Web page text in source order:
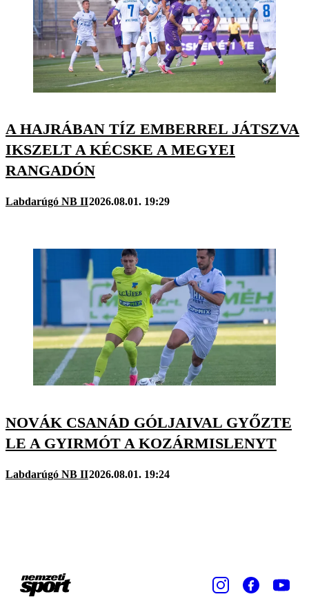
A HAJRÁBAN TÍZ EMBERREL JÁTSZVA
IKSZELT A KÉCSKE A MEGYEI
RANGADÓN
Labdarúgó NB II2026.08.01. 19:29
NOVÁK CSANÁD GÓLJAIVAL GYŐZTE
LE A GYIRMÓT A KOZÁRMISLENYT
Labdarúgó NB II2026.08.01. 19:24